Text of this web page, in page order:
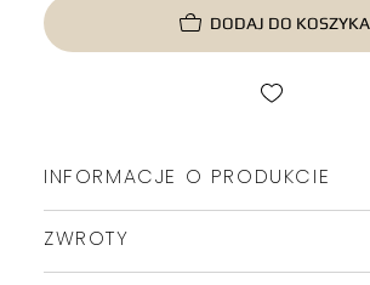
DODAJ DO KOSZYKA
INFORMACJE O PRODUKCIE
ZWROTY